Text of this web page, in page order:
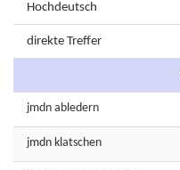
Hochdeutsch
direkte Treffer
jmdn abledern
jmdn klatschen